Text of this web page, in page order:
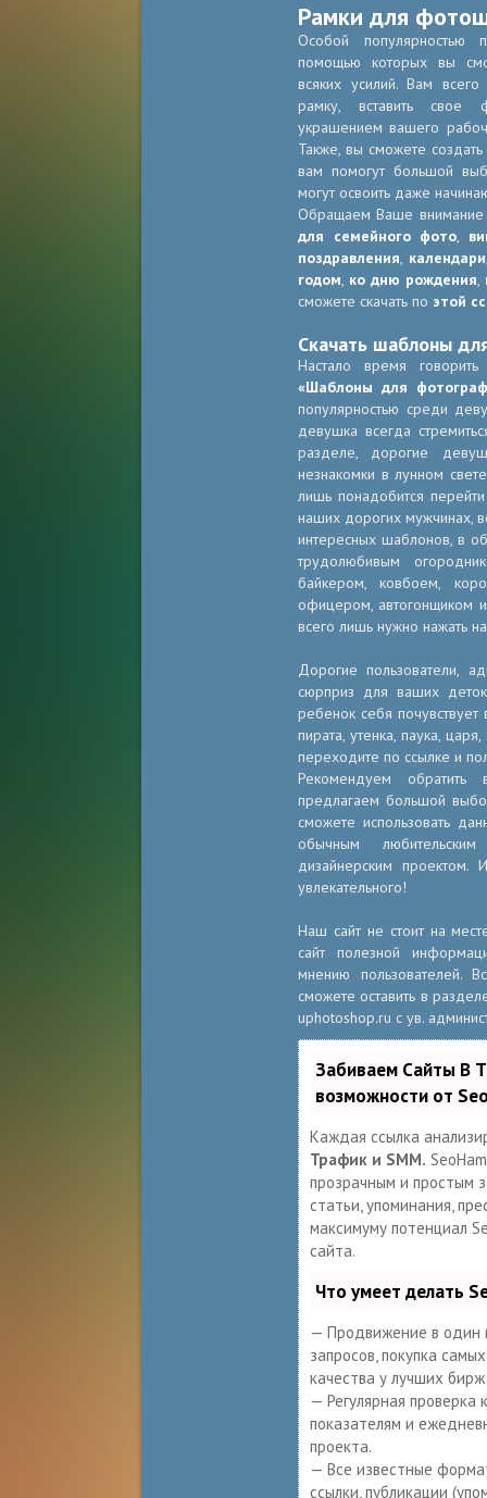
Рамки для
Особой популярностью
помощью которых вы
всяких усилий. Вам
рамку, вставить свое
украшением вашего
Также, вы сможете
вам помогут большой
могут освоить даже
Обращаем Ваше
для семейного фото,
поздравления, календари
годом, ко дню рождения,
сможете скачать по этой
Скачать шаблоны
Настало время
«Шаблоны для
популярностью среди
девушка всегда
разделе, дорогие
незнакомки в лунном
лишь понадобится
наших дорогих мужчинах,
интересных шаблонов, в
трудолюбивым
байкером, ковбоем,
офицером, автогонщиком
всего лишь нужно нажать
Дорогие пользователи,
сюрприз для ваших
ребенок себя почувствует
пирата, утенка, паука,
переходите по ссылке и
Рекомендуем
предлагаем большой
сможете использовать
обычным
дизайнерским
увлекательного!
Наш сайт не стоит на
сайт полезной
мнению пользователей.
сможете оставить в
uphotoshop.ru с ув.
Забиваем Сайты В
возможности от
Каждая ссылка
Трафик и SMM.
прозрачным и простым
статьи, упоминания,
максимуму потенциал
сайта.
Что умеет делать
— Продвижение в один
запросов, покупка
качества у лучших бирж
— Регулярная проверка
показателям и
проекта.
— Все известные
ссылки, публикации